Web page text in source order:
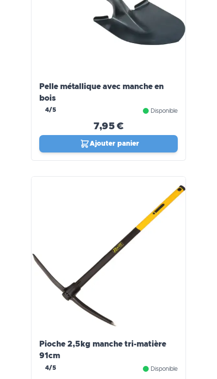
Pelle métallique avec manche en
bois
4/5 Disponible
7,95 €
Ajouter panier
Pioche 2,5kg manche tri-matière
91cm
4/5 Disponible